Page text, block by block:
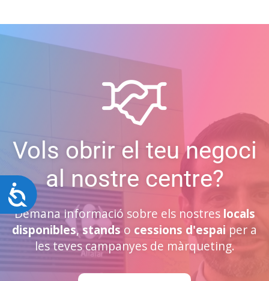
Accessibilitat
Vols obrir el teu negoci
al nostre centre?
Demana informació sobre els nostres locals
disponibles,stands o cessions d'espai per a
les teves campanyes de màrqueting.